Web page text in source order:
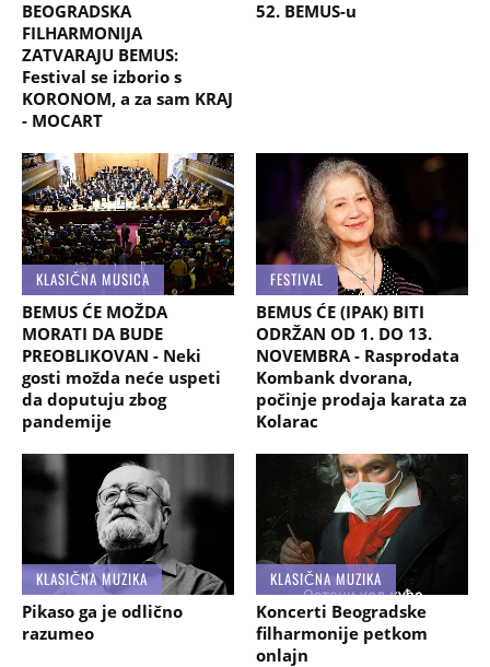
BEOGRADSKA
FILHARMONIJA
ZATVARAJU BEMUS:
Festival se izborio s
KORONOM, a za sam KRAJ
- MOCART
52. BEMUS-u
KLASIČNA MUSICA
BEMUS ĆE MOŽDA
MORATI DA BUDE
PREOBLIKOVAN - Neki
gosti možda neće uspeti
da doputuju zbog
pandemije
FESTIVAL
BEMUS ĆE (IPAK) BITI
ODRŽAN OD 1. DO 13.
NOVEMBRA - Rasprodata
Kombank dvorana,
počinje prodaja karata za
Kolarac
KLASIČNA MUZIKA
Pikaso ga je odlično
razumeo
KLASIČNA MUZIKA
Koncerti Beogradske
filharmonije petkom
onlajn